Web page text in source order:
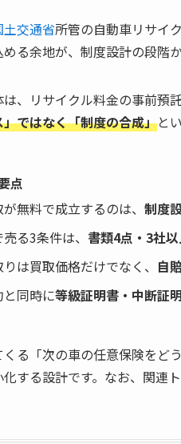
土交通省所管の自動車リサイ
る余地が、制度設計の段階
は、リサイクル料金の事前預
ではなく「制度の合成」と
点
無料で成立するのは、 制度
る3条件は、 書類4点・3社
は買取価格だけでなく、 自
同時に等級証明書・中断証
る「次の車の任意保険をど
する設計です。なお、関連